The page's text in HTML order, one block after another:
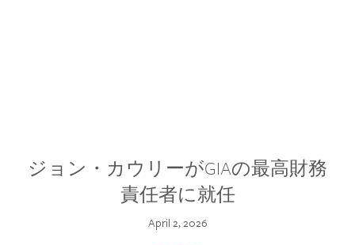
ジョン・カウリーがGIAの最高財務
責任者に就任
April 2, 2026